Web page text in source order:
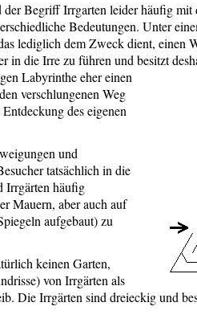
der Begriff Irrgarten leider häufig
Bedeutungen. Unter
lediglich dem Zweck dient, einen
in die Irre zu führen und besitzt
Labyrinthe eher einen
verschlungenen Weg
des eigenen
und
tatsächlich in die
Irrgärten häufig
Mauern, aber auch auf
aufgebaut) zu
keinen Garten,
von Irrgärten als
Die Irrgärten sind dreieckig und